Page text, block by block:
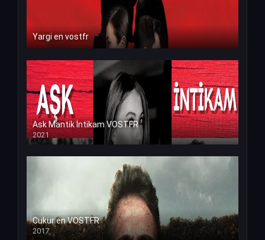
Yargi en vostfr
Ask Mantik İntikam VOSTFR
2021
Cukur en VOSTFR
2017